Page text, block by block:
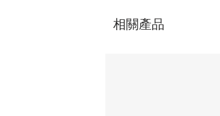
相關產品